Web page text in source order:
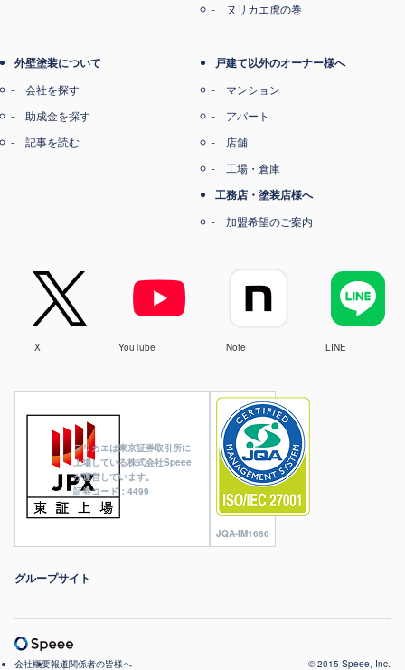
ヌリカエは東京証券取引所に
上場している株式会社Speee
が運営しています。
証券コード：4499
JQA-IM1686
ヌリカエ虎の巻
外壁塗装について
会社を探す
助成金を探す
記事を読む
戸建て以外のオーナー様へ
マンション
アパート
店舗
工場・倉庫
工務店・塗装店様へ
加盟希望のご案内
X YouTube Note LINE
グループサイト
会社概要報道関係者の皆様へ © 2015 Speee, Inc.